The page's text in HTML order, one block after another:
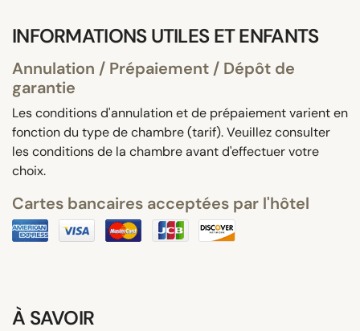
INFORMATIONS UTILES ET ENFANTS
Annulation / Prépaiement / Dépôt de
garantie
Les conditions d'annulation et de prépaiement varient en
fonction du type de chambre (tarif). Veuillez consulter
les conditions de la chambre avant d'effectuer votre
choix.
Cartes bancaires acceptées par l'hôtel
À SAVOIR